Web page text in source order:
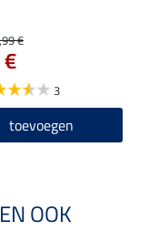
€
3
toevoegen
OOK